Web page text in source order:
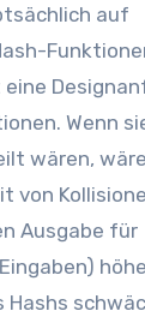
auf
Wenn
wären,
von
Ausgabe für
Hashs